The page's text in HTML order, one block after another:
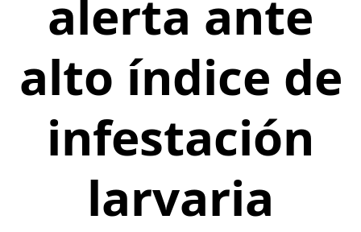
alerta ante
alto índice de
infestación
larvaria